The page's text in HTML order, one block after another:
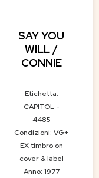
SAY YOU
WILL /
CONNIE
Etichetta:
CAPITOL -
4485
Condizioni: VG+
EX timbro on
cover & label
Anno: 1977